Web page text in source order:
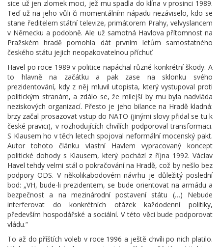
sice už jen zlomek moci, jež mu spadla do klína v prosinci 1989.
Teď už na jeho vůli či momentálním nápadu nezáviselo, kdo se
stane ředitelem státní televize, primátorem Prahy, velvyslancem
v Německu a podobně. Ale už samotná Havlova přítomnost na
Pražském hradě pomohla dát prvním letům samostatného
českého státu jejich neopakovatelnou příchuť.
Havel po roce 1989 v politice napáchal různé konkrétní škody. A
to hlavně na začátku a pak zase na sklonku svého
prezidentování, kdy z něj mluvil utopista, který vystupoval proti
politickým stranám, a zdálo se, že milejší by mu byla nadvláda
neziskových organizací. Přesto je jeho bilance na Hradě kladná:
brzy začal prosazovat vstup do NATO (jinými slovy přidal se tu k
české pravici), v rozhodujících chvílích podporoval transformaci.
S Klausem ho v těch letech spojoval neformální mocenský pakt.
Autor tohoto článku vlastní Havlem vypracovaný koncept
politické dohody s Klausem, který pochází z října 1992. Václav
Havel tehdy velmi stál o pokračování na Hradě, což by nešlo bez
podpory ODS. V několikabodovém návrhu je důležitý poslední
bod: „VH, bude-li prezidentem, se bude orientovat na armádu a
bezpečnost a na mezinárodní postavení státu (…) Nebude
interferovat do konkrétních otázek každodenní politiky,
především hospodářské a sociální. V této věci bude podporovat
vládu.“
To až do příštích voleb v roce 1996 a ještě chvíli po nich platilo.